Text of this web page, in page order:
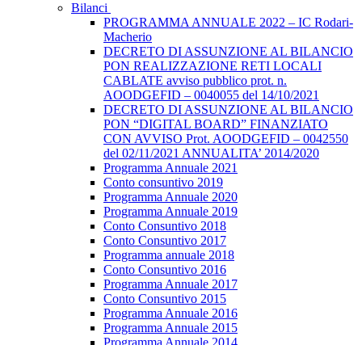
Bilanci
PROGRAMMA ANNUALE 2022 – IC Rodari-
Macherio
DECRETO DI ASSUNZIONE AL BILANCIO
PON REALIZZAZIONE RETI LOCALI
CABLATE avviso pubblico prot. n.
AOODGEFID – 0040055 del 14/10/2021
DECRETO DI ASSUNZIONE AL BILANCIO
PON “DIGITAL BOARD” FINANZIATO
CON AVVISO Prot. AOODGEFID – 0042550
del 02/11/2021 ANNUALITA’ 2014/2020
Programma Annuale 2021
Conto consuntivo 2019
Programma Annuale 2020
Programma Annuale 2019
Conto Consuntivo 2018
Conto Consuntivo 2017
Programma annuale 2018
Conto Consuntivo 2016
Programma Annuale 2017
Conto Consuntivo 2015
Programma Annuale 2016
Programma Annuale 2015